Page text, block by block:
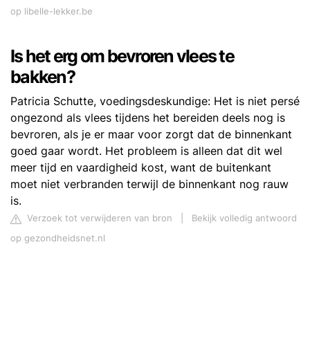
op libelle-lekker.be
Is het erg om bevroren vlees te
bakken?
Patricia Schutte, voedingsdeskundige: Het is niet persé
ongezond als vlees tijdens het bereiden deels nog is
bevroren, als je er maar voor zorgt dat de binnenkant
goed gaar wordt. Het probleem is alleen dat dit wel
meer tijd en vaardigheid kost, want de buitenkant
moet niet verbranden terwijl de binnenkant nog rauw
is.
Verzoek tot verwijderen van bron
Bekijk volledig antwoord
op gezondheidsnet.nl